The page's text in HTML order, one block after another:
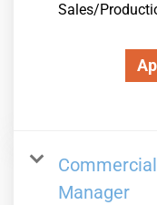
Sales/
Manager